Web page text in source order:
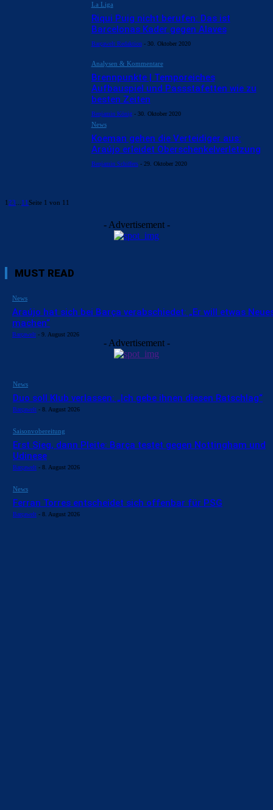
La Liga
Riqui Puig nicht berufen: Das ist
Barcelonas Kader gegen Alaves
Barçawelt Redaktion - 30. Oktober 2020
Analysen & Kommentare
Brennpunkte | Temporeiches
Aufbauspiel und Passstafetten wie zu
besten Zeiten
Benjamin König - 30. Oktober 2020
News
Koeman gehen die Verteidiger aus:
Araújo erleidet Oberschenkelverletzung
Benjamin Schiffers - 29. Oktober 2020
123 11Seite 1 von 11
- Advertisement -
MUST READ
News
Araújo hat sich bei Barça verabschiedet: „Er will etwas
machen“
Barçawelt - 9. August 2026
- Advertisement -
News
Duo soll Klub verlassen: „Ich gebe ihnen diesen Ratschlag“
Barçawelt - 8. August 2026
Saisonvobereitung
Erst Sieg, dann Pleite: Barça testet gegen Nottingham und
Udinese
Barçawelt - 8. August 2026
News
Ferran Torres entscheidet sich offenbar für PSG
Barçawelt - 8. August 2026